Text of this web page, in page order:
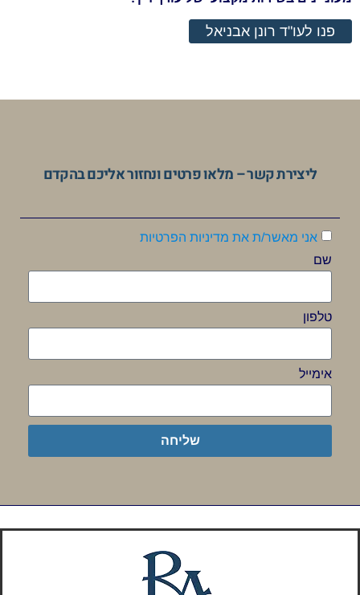
פנו לעו"ד רונן אבניאל
ליצירת קשר – מלאו פרטים ונחזור אליכם בהקדם
אני מאשר/ת את מדיניות הפרטיות
שם
טלפון
אימייל
שליחה